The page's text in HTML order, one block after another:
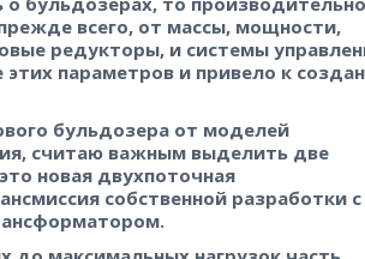
всего, от массы, мощности,
редукторы, и системы
этих параметров и привело к
бульдозера от моделей
считаю важным выделить две
новая двухпоточная
собственной разработки с